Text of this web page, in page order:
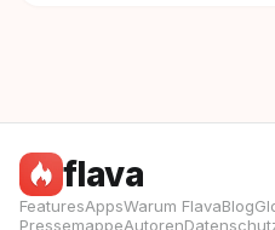
flava
FeaturesAppsWarum FlavaBlog
PressemappeAutoren